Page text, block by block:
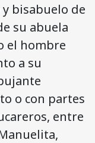
y bisabuelo de
su abuela
el hombre
a su
o con partes
entre